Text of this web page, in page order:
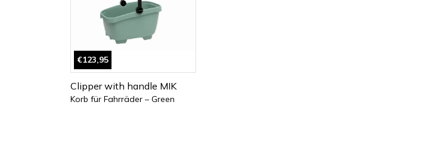
€123,95
Clipper with handle MIK
Korb für Fahrräder – Green